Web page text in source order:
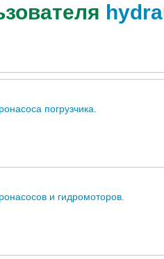
погрузчика.
и гидромоторов.